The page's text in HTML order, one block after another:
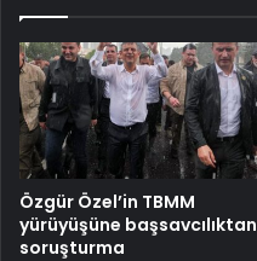
Özgür Özel’in TBMM
yürüyüşüne başsavcılıktan
soruşturma